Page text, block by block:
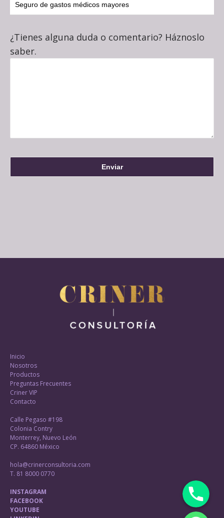
¿Tienes alguna duda o comentario? Háznoslo
saber.
Inicio
Nosotros
Productos
Preguntas Frecuentes
Criner VIP
Contacto
Calle Pegaso #198
Colonia Contry
Monterrey, Nuevo León
CP. 64860 México
hola@crinerconsultoria.com
T. 81 8000 0770
INSTAGRAM
FACEBOOK
YOUTUBE